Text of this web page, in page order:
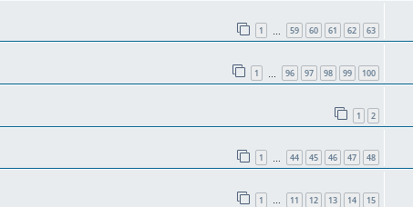
1 59 60 61 62 63
1 96 97 98 99 100
1 2
1 44 45 46 47 48
1 … 11 12 13 14 15